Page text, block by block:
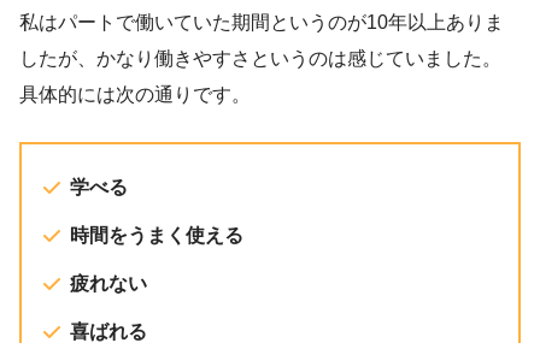
私はパートで働いていた期間というのが10年以上ありま
したが、かなり働きやすさというのは感じていました。
具体的には次の通りです。
学べる
時間をうまく使える
疲れない
喜ばれる